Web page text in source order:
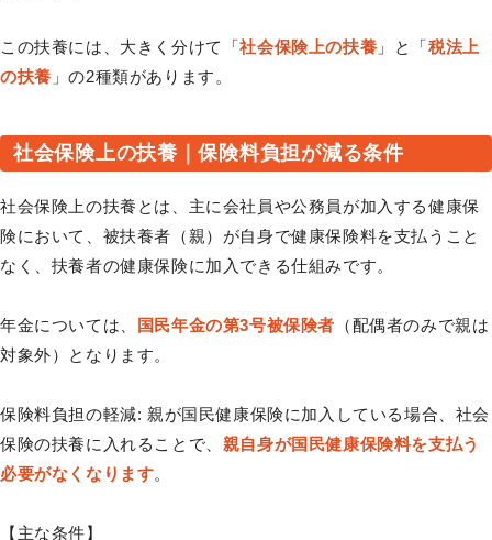
この扶養には、大きく分けて「社会保険上の扶養 」と「税法上
の扶養 」の2種類があります。
社会保険上の扶養｜保険料負担が減る条件
社会保険上の扶養とは、主に会社員や公務員が加入する健康保
険において、被扶養者（親）が自身で健康保険料を支払うこと
なく、扶養者の健康保険に加入できる仕組みです。
年金については、 国民年金の第3号被保険者 （配偶者のみで親は
対象外）となります。
保険料負担の軽減: 親が国民健康保険に加入している場合、社会
保険の扶養に入れることで、 親自身が国民健康保険料を支払う
必要がなくなります。
【主な条件】